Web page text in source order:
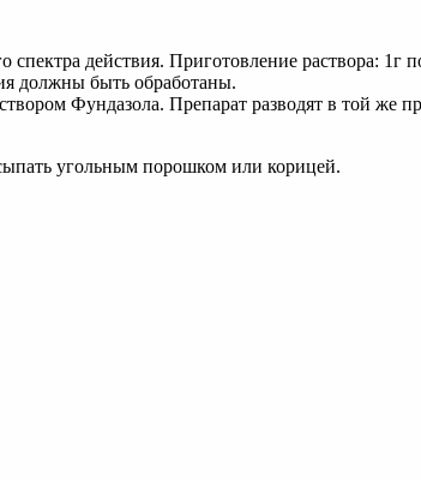
действия. Приготовление раствора: 1г
должны быть обработаны.
Фундазола. Препарат разводят в той же
угольным порошком или корицей.